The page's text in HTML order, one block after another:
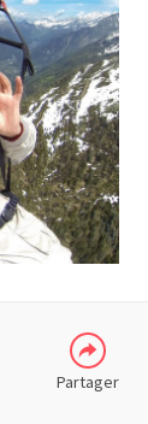
Partager
FACEBOOK
TWITTER
WHATSAPP
GOOGLE
PLUS